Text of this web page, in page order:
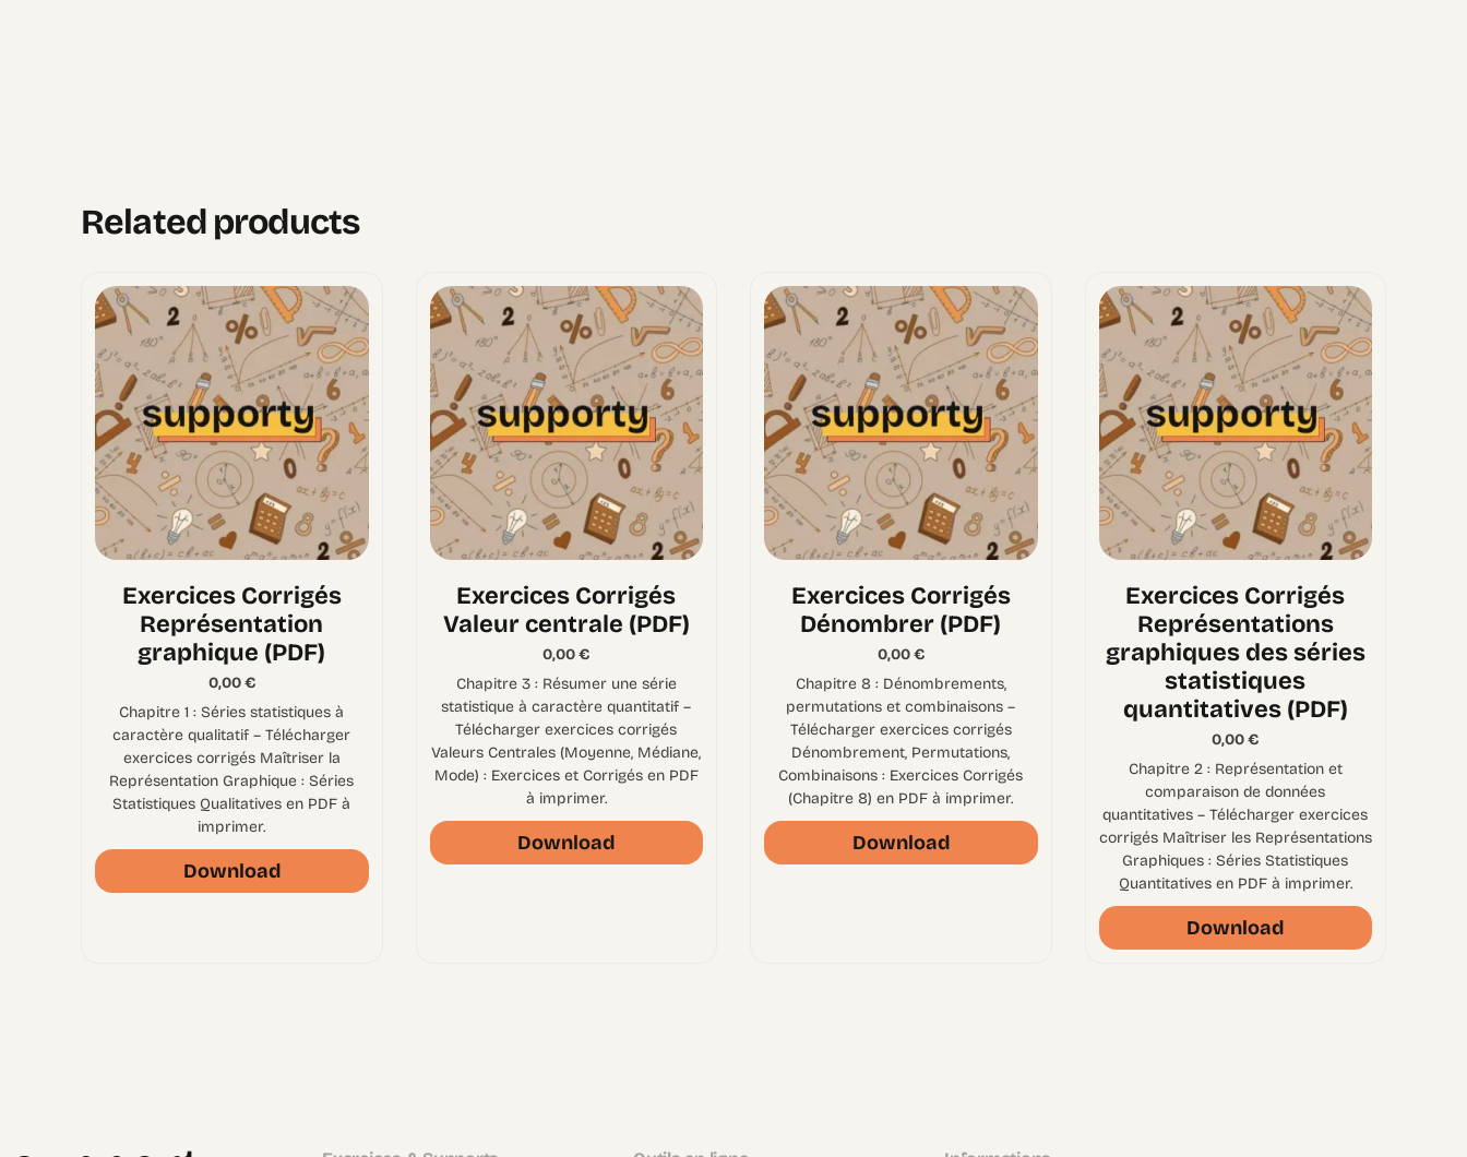
Related products
Exercices Corrigés
Représentation
graphique (PDF)
0,00€
Chapitre 1 : Séries statistiques à
caractère qualitatif – Télécharger
exercices corrigés Maîtriser la
Représentation Graphique : Séries
Statistiques Qualitatives en PDF à
imprimer.
Download
Exercices Corrigés
Valeur centrale (PDF)
0,00€
Chapitre 3 : Résumer une série
statistique à caractère quantitatif –
Télécharger exercices corrigés
Valeurs Centrales (Moyenne, Médiane,
Mode) : Exercices et Corrigés en PDF
à imprimer.
Download
Exercices Corrigés
Dénombrer (PDF)
0,00€
Chapitre 8 : Dénombrements,
permutations et combinaisons –
Télécharger exercices corrigés
Dénombrement, Permutations,
Combinaisons : Exercices Corrigés
(Chapitre 8) en PDF à imprimer.
Download
Exercices Corrigés
Représentations
graphiques des séries
statistiques
quantitatives (PDF)
0,00€
Chapitre 2 : Représentation et
comparaison de données
quantitatives – Télécharger exercices
corrigés Maîtriser les Représentations
Graphiques : Séries Statistiques
Quantitatives en PDF à imprimer.
Download